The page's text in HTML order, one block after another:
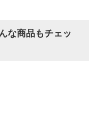
な商品もチェッ